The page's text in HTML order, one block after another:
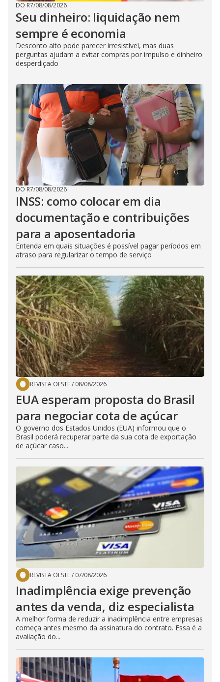
DO R7/08/08/2026
Seu dinheiro: liquidação nem
sempre é economia
Desconto alto pode parecer irresistível, mas duas
perguntas ajudam a evitar compras por impulso e dinheiro
desperdiçado
DO R7/08/08/2026
INSS: como colocar em dia
documentação e contribuições
para a aposentadoria
Entenda em quais situações é possível pagar períodos em
atraso para regularizar o tempo de serviço
REVISTA OESTE/ 08/08/2026
EUA esperam proposta do Brasil
para negociar cota de açúcar
O governo dos Estados Unidos (EUA) informou que o
Brasil poderá recuperar parte da sua cota de exportação
de açúcar caso...
REVISTA OESTE/ 07/08/2026
Inadimplência exige prevenção
antes da venda, diz especialista
A melhor forma de reduzir a inadimplência entre empresas
começa antes mesmo da assinatura do contrato. Essa é a
avaliação do...